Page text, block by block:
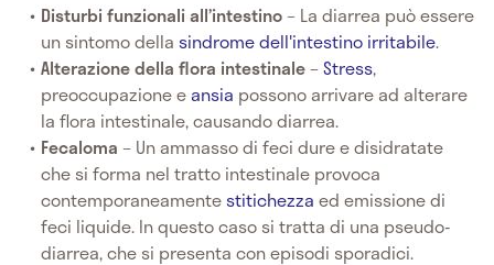
Disturbi funzionali all’intestino– La diarrea può essere
un sintomo dellasindrome dell'intestino irritabile.
Alterazione della flora intestinale–Stress,
preoccupazione eansia possono arrivare ad alterare
la flora intestinale, causando diarrea.
Fecaloma– Un ammasso di feci dure e disidratate
che si forma nel tratto intestinale provoca
contemporaneamentestitichezzaed emissione di
feci liquide. In questo caso si tratta di una pseudo-
diarrea, che si presenta con episodi sporadici.